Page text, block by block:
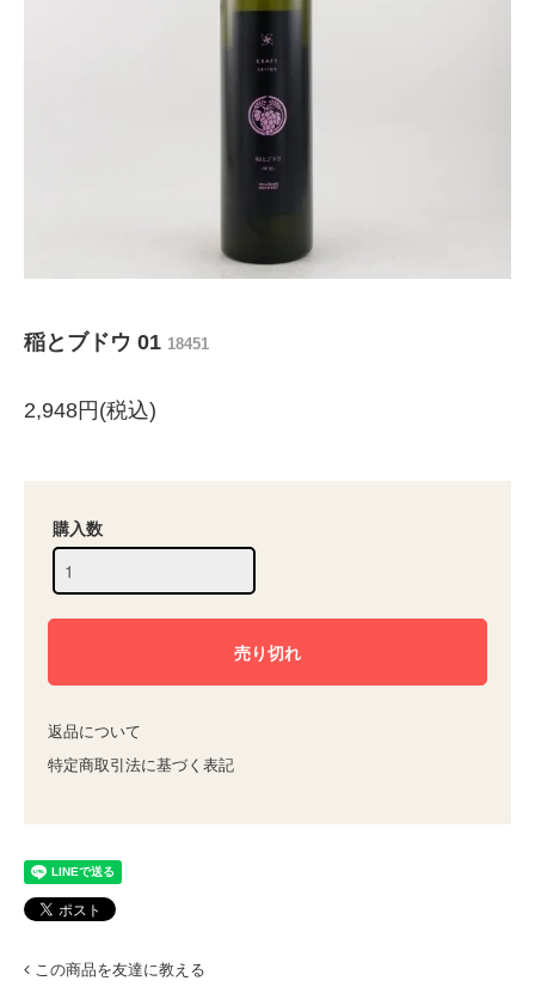
稲とブドウ 01 18451
2,948円(税込)
購入数
返品について
特定商取引法に基づく表記
この商品を友達に教える